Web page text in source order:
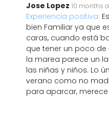
Jose Lopez 10 months
Experiencia positiva:
bien Familiar ya que
caras, cuando está
que tener un poco
la marea parece un
las niñas y niños. Lo
verano como no
para aparcar,